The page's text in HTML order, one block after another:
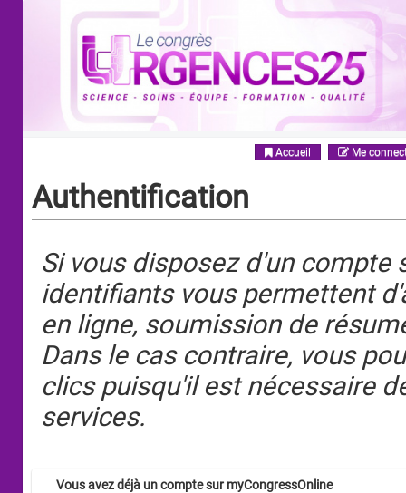
Accueil Me
Authentification
Si vous disposez d'un compte
identifiants vous permettent
en ligne, soumission de
Dans le cas contraire, vous
clics puisqu'il est nécessaire
services.
Vous avez déjà un compte sur myCongressOnline